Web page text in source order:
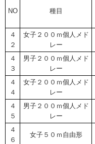
NO 種目
４
２
女子２００ｍ個人メド
レー
４
３
男子２００ｍ個人メド
レー
４
４
女子２００ｍ個人メド
レー
４
５
男子２００ｍ個人メド
レー
４
６
女子５０ｍ自由形